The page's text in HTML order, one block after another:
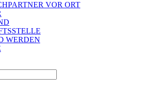
VOR ORT
WERDEN